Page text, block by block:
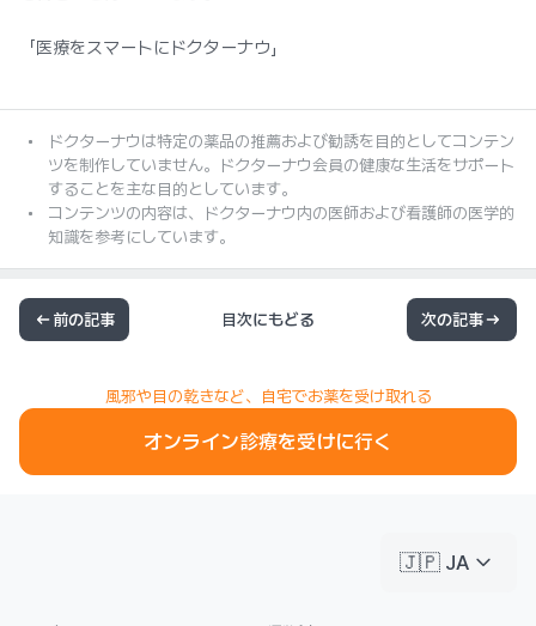
「医療をスマートにドクターナウ」
ドクターナウは特定の薬品の推薦および勧誘を目的としてコンテン
ツを制作していません。ドクターナウ会員の健康な生活をサポート
することを主な目的としています。
コンテンツの内容は、ドクターナウ内の医師および看護師の医学的
知識を参考にしています。
前の記事 目次にもどる 次の記事
風邪や目の乾きなど、自宅でお薬を受け取れる
オンライン診療を受けに行く
🇯🇵 JA keyboard_arrow_down